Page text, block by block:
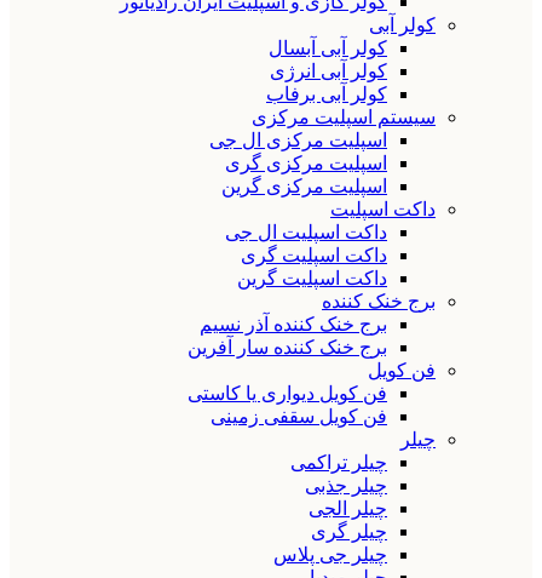
کولر آبی
کولر آبی آبسال
کولر آبی انرژی
کولر آبی برفاب
سیستم اسپلیت مرکزی
اسپلیت مرکزی ال جی
اسپلیت مرکزی گری
اسپلیت مرکزی گرین
داکت اسپلیت
داکت اسپلیت ال جی
داکت اسپلیت گری
داکت اسپلیت گرین
برج خنک کننده
برج خنک کننده آذر نسیم
برج خنک کننده سار آفرین
فن کویل
فن کویل دیواری یا کاستی
فن کویل سقفی زمینی
چیلر
چیلر تراکمی
چیلر جذبی
چیلر الجی
چیلر گری
چیلر جی پلاس